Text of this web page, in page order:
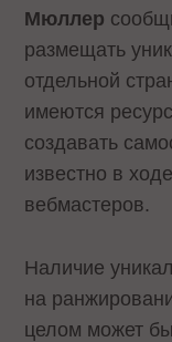
Мюллер
размещать
отдельной
имеются
создавать
известно в
вебмастеров.
Наличие
на
целом может